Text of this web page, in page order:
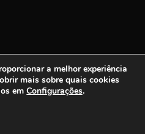
a melhor experiência
mais sobre quais cookies
em Configurações.